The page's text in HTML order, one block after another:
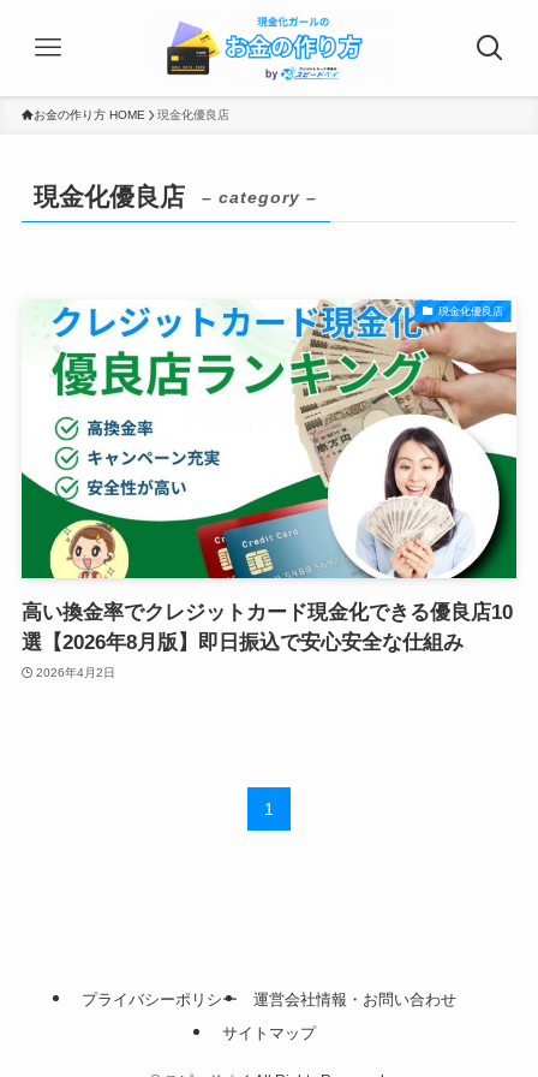
お金の作り方 HOME 現金化優良店
現金化優良店 – category –
現金化優良店
高い換金率でクレジットカード現金化できる優良店10
選【2026年8月版】即日振込で安心安全な仕組み
2026年4月2日
1
プライバシーポリシー
運営会社情報・お問い合わせ
サイトマップ